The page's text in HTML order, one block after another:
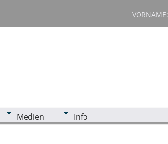
VORNAME:
Medien Info